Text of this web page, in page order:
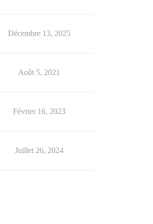
Décembre 13, 2025
Août 5, 2021
Février 16, 2023
Juillet 26, 2024